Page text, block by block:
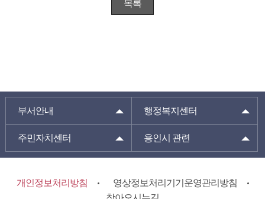
목록
부서안내 행정복지센터
주민자치센터 용인시 관련
개인정보처리방침
영상정보처리기기운영관리방침